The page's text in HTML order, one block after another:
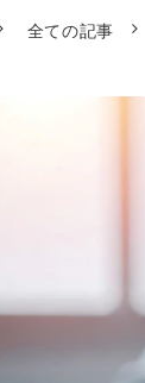
全ての記事